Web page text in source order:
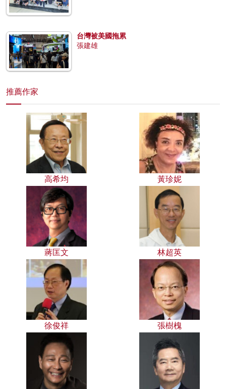
台灣被美國拖累
張建雄
推薦作家
高希均 黃珍妮
蔣匡文 林超英
徐俊祥 張樹槐